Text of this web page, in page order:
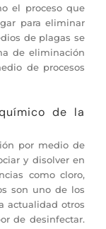
el proceso que
para eliminar
de plagas se
de eliminación
de procesos
de la
por medio de
y disolver en
como cloro,
son uno de los
actualidad otros
de desinfectar.